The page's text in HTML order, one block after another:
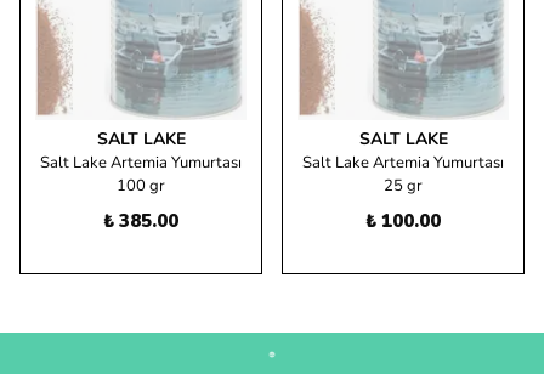
SALT LAKE
Salt Lake Artemia Yumurtası
100 gr
₺ 385.00
SALT LAKE
Salt Lake Artemia Yumurtası
25 gr
₺ 100.00